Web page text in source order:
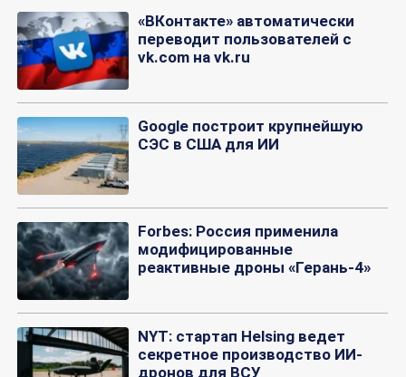
«ВКонтакте» автоматически
переводит пользователей с
vk.com на vk.ru
Google построит крупнейшую
СЭС в США для ИИ
Forbes: Россия применила
модифицированные
реактивные дроны «Герань-4»
NYT: стартап Helsing ведет
секретное производство ИИ-
дронов для ВСУ